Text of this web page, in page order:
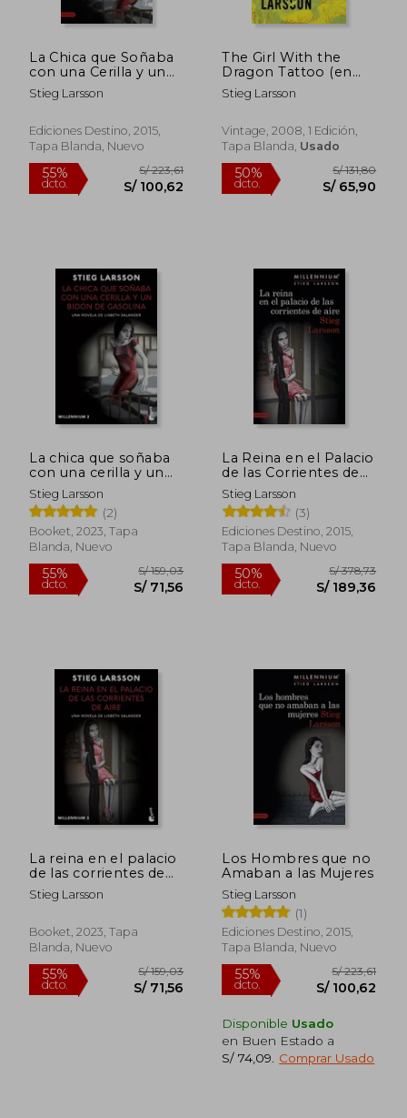
45%
dcto.
S/ 150,06
S/ 82,53
55%
dcto.
S/
S/
La Chica que Soñaba
con una Cerilla y un
Bidon de Gasolina
(Serie Millennium 2)
Stieg Larsson
Ediciones Destino, 2015,
Tapa Blanda, Nuevo
The Girl With the
Dragon Tattoo (en
Inglés)
Stieg Larsson
Vintage, 2008, 1 Edición,
Tapa Blanda, Usado
La chica que soñaba
con una cerilla y un
bidón de gasolina
(Millennium 2)
Stieg Larsson
(2)
Booket, 2023, Tapa
Blanda, Nuevo
La Reina en el Palacio
de las Corrientes de
Aire. Millennium 3
Stieg Larsson
(3)
Ediciones Destino, 2015,
Tapa Blanda, Nuevo
50% S/
La reina en el palacio
de las corrientes de
aire (Millennium 3)
Stieg Larsson
Booket, 2023, Tapa
Blanda, Nuevo
Los Hombres que no
Amaban a las Mujeres
Stieg Larsson
(1)
Ediciones Destino, 2015,
Tapa Blanda, Nuevo
Disponible Usado
en Buen Estado a
S/ 74,09
Comprar Usado